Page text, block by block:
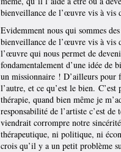
bienveillance de l’œuvre vis à vis
Evidemment nous qui sommes
bienveillance de l’œuvre vis à vis
l’œuvre qui nous permet de
fondamentalement d’une idée de
un missionnaire ! D’ailleurs pour
l’autre, et ce qu’est le bien.
thérapie, quand bien même je
responsabilité de l’artiste c’est
viendrait corrompre notre
thérapeutique, ni politique, ni
crois qu’il y a un petit problème